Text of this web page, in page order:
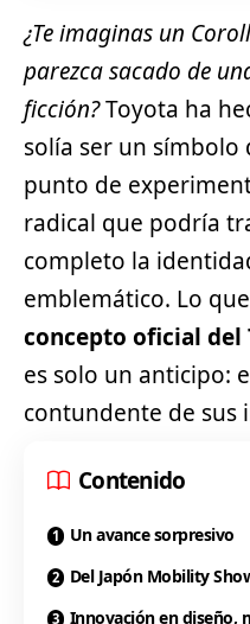
¿Te imaginas un
parezca sacado de
ficción?Toyota ha
solía ser un símbolo
punto de
radical que podría
completo la
emblemático. Lo
concepto oficial del
es solo un anticipo:
contundente de sus
Contenido
Un avance sorpresivo
Del Japón Mobility
Innovación en diseño,